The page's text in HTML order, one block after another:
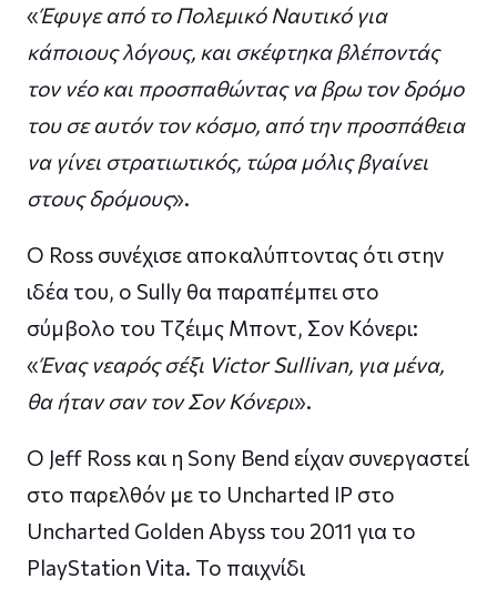
«Έφυγε από το Πολεμικό Ναυτικό για
κάποιους λόγους, και σκέφτηκα βλέποντάς
τον νέο και προσπαθώντας να βρω τον δρόμο
του σε αυτόν τον κόσμο, από την προσπάθεια
να γίνει στρατιωτικός, τώρα μόλις βγαίνει
στους δρόμους».
Ο Ross συνέχισε αποκαλύπτοντας ότι στην
ιδέα του, ο Sully θα παραπέμπει στο
σύμβολο του Τζέιμς Μποντ, Σον Κόνερι:
«Ένας νεαρός σέξι Victor Sullivan, για μένα,
θα ήταν σαν τον Σον Κόνερι».
Ο Jeff Ross και η Sony Bend είχαν συνεργαστεί
στο παρελθόν με το Uncharted IP στο
Uncharted Golden Abyss του 2011 για το
PlayStation Vita. Το παιχνίδι